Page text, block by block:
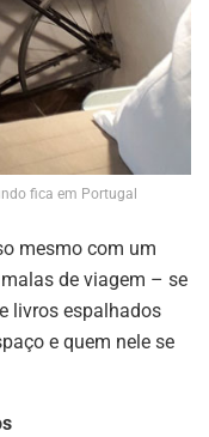
fica em Portugal
mesmo com um
de viagem – se
livros espalhados
e quem nele se